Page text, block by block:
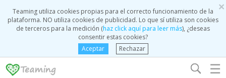
×
Teaming utiliza cookies propias para el correcto funcionamiento de la
plataforma. NO utiliza cookies de publicidad. Lo que sí utiliza son cookies
de terceros para la medición (haz click aquí para leer más), ¿deseas
consentir estas cookies?
Aceptar
Rechazar
☰